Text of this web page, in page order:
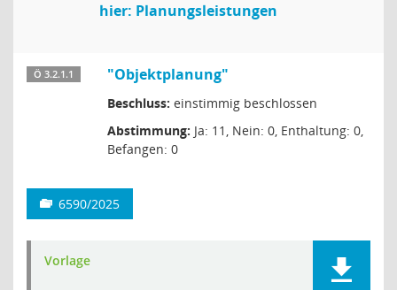
hier: Planungsleistungen
Ö 3.2.1.1 "Objektplanung"
Beschluss: einstimmig beschlossen
Abstimmung: Ja: 11, Nein: 0, Enthaltung: 0,
Befangen: 0
6590/2025
Vorlage